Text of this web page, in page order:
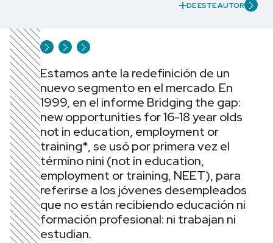
DE ESTE AUTOR
Estamos ante la redefinición de un
nuevo segmento en el mercado. En
1999, en el informe Bridging the gap:
new opportunities for 16-18 year olds
not in education, employment or
training*, se usó por primera vez el
término nini (not in education,
employment or training, NEET), para
referirse a los jóvenes desempleados
que no están recibiendo educación ni
formación profesional: ni trabajan ni
estudian.